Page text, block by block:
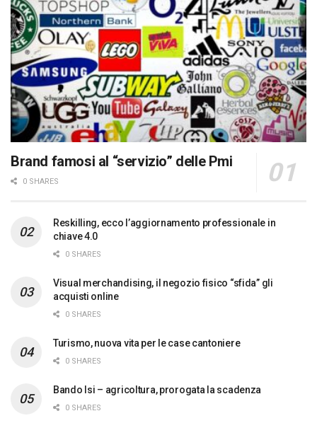
Brand famosi al “servizio” delle Pmi
0 SHARES
Reskilling, ecco l’aggiornamento professionale in
chiave 4.0
0 SHARES
Visual merchandising, il negozio fisico “sfida” gli
acquisti online
0 SHARES
Turismo, nuova vita per le case cantoniere
0 SHARES
Bando Isi – agricoltura, prorogata la scadenza
0 SHARES